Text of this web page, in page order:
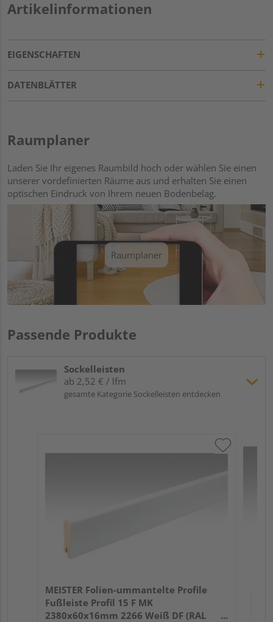
Artikelinformationen
EIGENSCHAFTEN
DATENBLÄTTER
Raumplaner
Laden Sie Ihr eigenes Raumbild hoch oder wählen Sie einen
unserer vordefinierten Räume aus und erhalten Sie einen
optischen Eindruck von Ihrem neuen Bodenbelag.
Raumplaner
Passende Produkte
Sockelleisten
ab 2,52 € / lfm
gesamte Kategorie Sockelleisten entdecken
MEISTER Folien-ummantelte Profile
Fußleiste Profil 15 F MK
2380x60x16mm 2266 Weiß DF (RAL